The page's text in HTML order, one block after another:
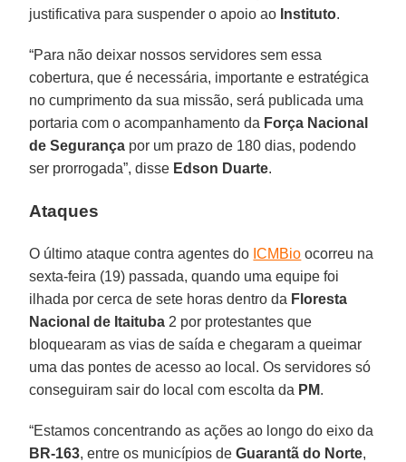
justificativa para suspender o apoio ao Instituto.
“Para não deixar nossos servidores sem essa
cobertura, que é necessária, importante e estratégica
no cumprimento da sua missão, será publicada uma
portaria com o acompanhamento da Força Nacional
de Segurança por um prazo de 180 dias, podendo
ser prorrogada”, disse Edson Duarte.
Ataques
O último ataque contra agentes do ICMBio ocorreu na
sexta-feira (19) passada, quando uma equipe foi
ilhada por cerca de sete horas dentro da Floresta
Nacional de Itaituba 2 por protestantes que
bloquearam as vias de saída e chegaram a queimar
uma das pontes de acesso ao local. Os servidores só
conseguiram sair do local com escolta da PM.
“Estamos concentrando as ações ao longo do eixo da
BR-163, entre os municípios deGuarantã do Norte,